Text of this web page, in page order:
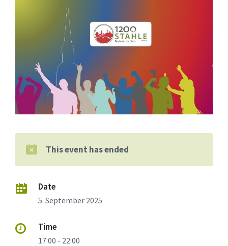
This event has ended
Date
5. September 2025
Time
17:00 - 22:00